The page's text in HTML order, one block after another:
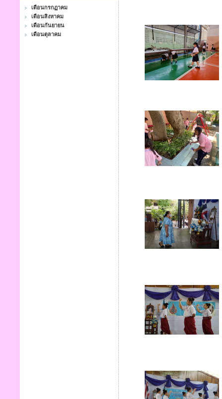
เดือนกรกฏาคม
เดือนสิงหาคม
เดือนกันยายน
เดือนตุลาคม